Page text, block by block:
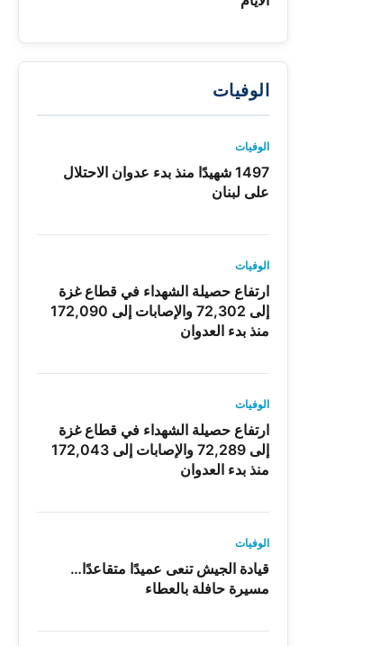
الوفيات
الوفيات
1497 شهيدًا منذ بدء عدوان الاحتلال
على لبنان
الوفيات
ارتفاع حصيلة الشهداء في قطاع غزة
إلى 72,302 والإصابات إلى 172,090
منذ بدء العدوان
الوفيات
ارتفاع حصيلة الشهداء في قطاع غزة
إلى 72,289 والإصابات إلى 172,043
منذ بدء العدوان
الوفيات
قيادة الجيش تنعى عميدًا متقاعدًا…
مسيرة حافلة بالعطاء